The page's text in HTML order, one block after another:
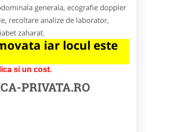
generala, ecografie doppler
recoltare analize de laborator,
zaharat.
iar locul este
si un cost.
PRIVATA.RO